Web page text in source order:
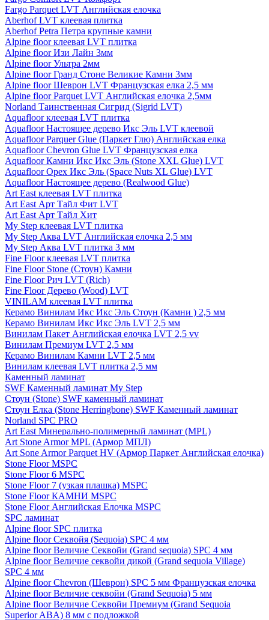
Fargo Parquet LVT Английская елочка
Aberhof LVT клеевая плитка
Aberhof Petra Петра крупные камни
Alpine floor клеевая LVT плитка
Alpine floor Изи Лайн 3мм
Alpine floor Ультра 2мм
Alpine floor Гранд Стоне Великие Камни 3мм
Alpine floor Шеврон LVT Французская елка 2,5 мм
Alpine floor Parquet LVT Английская елочка 2,5мм
Norland Таинственная Сигрид (Sigrid LVT)
Aquafloor клеевая LVT плитка
Aquafloor Настоящее дерево Икс Эль LVT клеевой
Aquafloor Parquer Glue (Паркет Глю) Английская елка
Aquafloor Chevron Glue LVT Французская елка
Aquafloor Камни Икс Икс Эль (Stone XXL Glue) LVT
Aquafloor Орех Икс Эль (Space Nuts XL Glue) LVT
Aquafloor Настоящее дерево (Realwood Glue)
Art East клеевая LVT плитка
Art East Арт Тайл Фит LVT
Art East Арт Тайл Хит
My Step клеевая LVT плитка
My Step Аква LVT Английская елочка 2,5 мм
My Step Аква LVT плитка 3 мм
Fine Floor клеевая LVT плитка
Fine Floor Stone (Стоун) Камни
Fine Floor Рич LVT (Rich)
Fine Floor Дерево (Wood) LVT
VINILAM клеевая LVT плитка
Керамо Винилам Икс Икс Эль Стоун (Камни ) 2,5 мм
Керамо Винилам Икс Икс Эль LVT 2,5 мм
Винилам Пакет Английская елочка LVT 2,5 vv
Винилам Премиум LVT 2,5 мм
Керамо Винилам Камни LVT 2,5 мм
Винилам клеевая LVT плитка 2,5 мм
Каменный ламинат
SWF Каменный ламинат My Step
Стоун (Stone) SWF каменный ламинат
Стоун Елка (Stone Herringbone) SWF Каменный ламинат
Norland SPC PRO
Art East Минерально-полимерный ламинат (MPL)
Art Stone Armor MPL (Армор МПЛ)
Art Sone Armor Parquet HV (Армор Паркет Английская елочка)
Stone Floor MSPC
Stone Floor 6 MSPC
Stone Floor 7 (узкая плашка) MSPC
Stone Floor КАМНИ MSPC
Stone Floor Английская Елочка MSPC
SPC ламинат
Alpine floor SPC плитка
Alpine floor Секвойя (Sequoia) SPC 4 мм
Alpine floor Величие Секвойи (Grand sequoia) SPC 4 мм
Alpine floor Величие секвойи дикой (Grand sequoia Village)
SPC 4 мм
Alpine floor Chevron (Шеврон) SPC 5 мм Французская елочка
Alpine floor Величие секвойи (Grand Sequoia) 5 мм
Alpine floor Величие Секвойи Премиум (Grand Sequoia
Superior ABA) 8 мм с подложкой